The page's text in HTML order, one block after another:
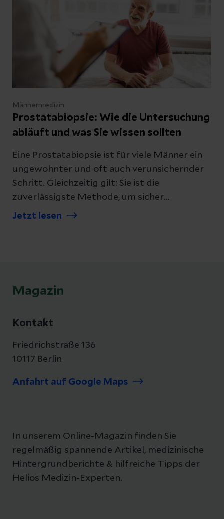
Männermedizin
Prostatabiopsie: Wie die Untersuchung
abläuft und was Sie wissen sollten
Eine Prostatabiopsie ist für viele Männer ein
ungewohnter und oft auch verunsichernder
Schritt. Gleichzeitig gilt: Sie ist die
zuverlässigste Methode, um sicher
festzustellen, ob Prostatakrebs vorliegt. Wir
Jetzt lesen
Magazin
Kontakt
Friedrichstraße 136
10117 Berlin
Anfahrt auf Google Maps
In unserem Online-Magazin finden Sie
regelmäßig spannende Artikel, medizinische
Hintergrundberichte & hilfreiche Tipps der
Helios Medizin-Experten.